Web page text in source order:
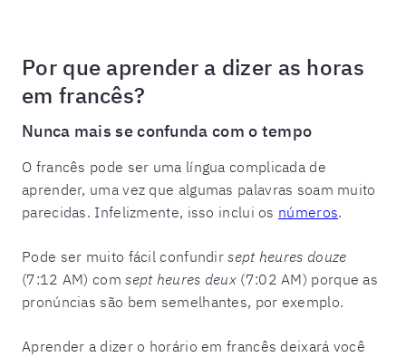
Por que aprender a dizer as horas
em francês?
Nunca mais se confunda com o tempo
O francês pode ser uma língua complicada de
aprender, uma vez que algumas palavras soam muito
parecidas. Infelizmente, isso inclui os números.
Pode ser muito fácil confundirsept heures douze
(7:12 AM) comsept heures deux (7:02 AM) porque as
pronúncias são bem semelhantes, por exemplo.
Aprender a dizer o horário em francês deixará você